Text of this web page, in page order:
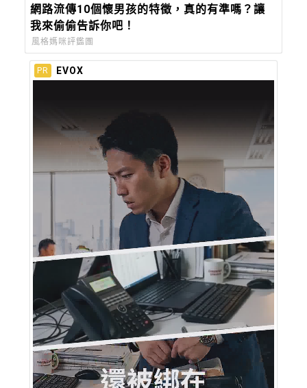
網路流傳10個懷男孩的特徵，真的有準嗎？讓
我來偷偷告訴你吧！
風格媽咪評鑑團
PR EVOX